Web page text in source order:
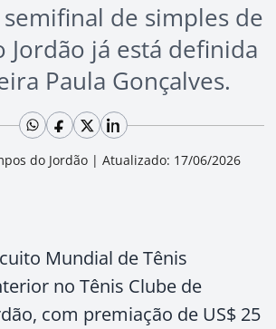
de simples de
Jordão já está definida
Paula Gonçalves.
do Jordão | Atualizado: 17/06/2026
Mundial de Tênis
no Tênis Clube de
com premiação de US$ 25